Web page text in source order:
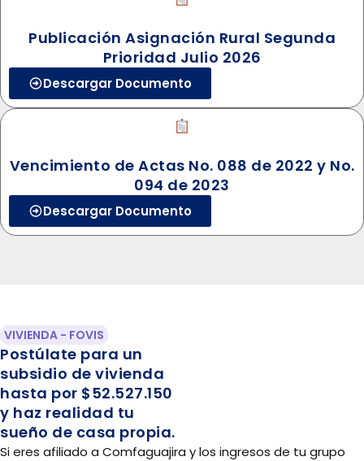
Publicación Asignación Rural Segunda
Prioridad Julio 2026
Descargar Documento
Vencimiento de Actas No. 088 de 2022 y No.
094 de 2023
Descargar Documento
VIVIENDA - FOVIS
Postúlate para un
subsidio de vivienda
hasta por $52.527.150
y haz realidad tu
sueño de casa propia.
Si eres afiliado a Comfaguajira y los ingresos de tu grupo